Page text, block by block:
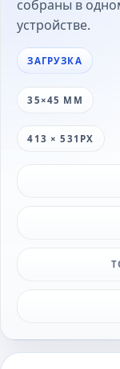
собраны в
устройстве.
ЗАГРУЗКА
35×45 ММ
413 × 531PX